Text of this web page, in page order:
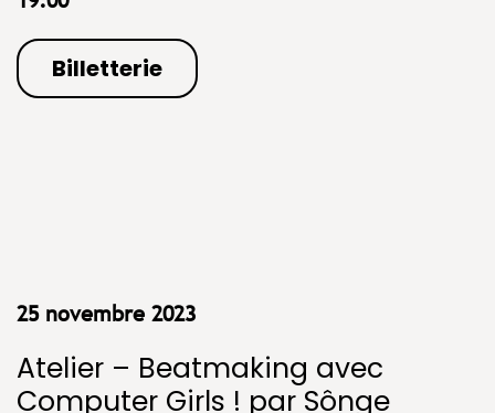
Billetterie
25 novembre 2023
Atelier – Beatmaking avec
Computer Girls ! par Sônge